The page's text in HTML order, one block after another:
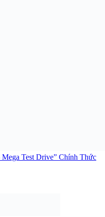
Test Drive” Chính Thức